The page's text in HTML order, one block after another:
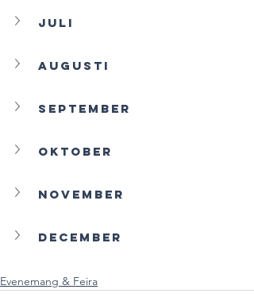
Juli
Augusti
September
Oktober
November
December
Evenemang & Feira